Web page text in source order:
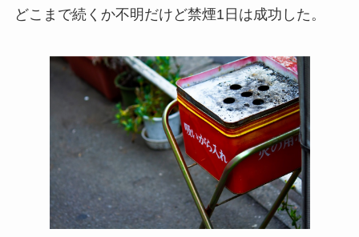
どこまで続くか不明だけど禁煙1日は成功した。